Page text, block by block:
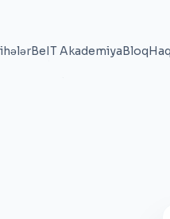
BeIT AkademiyaBloq